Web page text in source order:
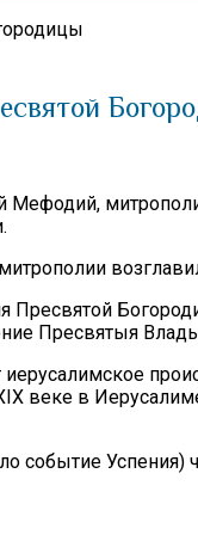
Пресвятой
Пресвятыя
веке в
событие Успения)